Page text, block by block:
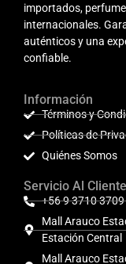
importados,
internacionales.
auténticos y una
confiable.
Información
Términos y
Políticas de
Quiénes Somos
Servicio Al Cliente
+56 9 3710 3709
Mall Arauco
Estación Central
Mall Arauco